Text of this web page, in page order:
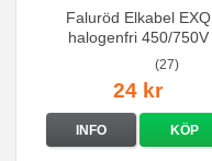
Faluröd Elkabel EXQ
halogenfri 450/750V
(27)
24 kr
INFO KÖP